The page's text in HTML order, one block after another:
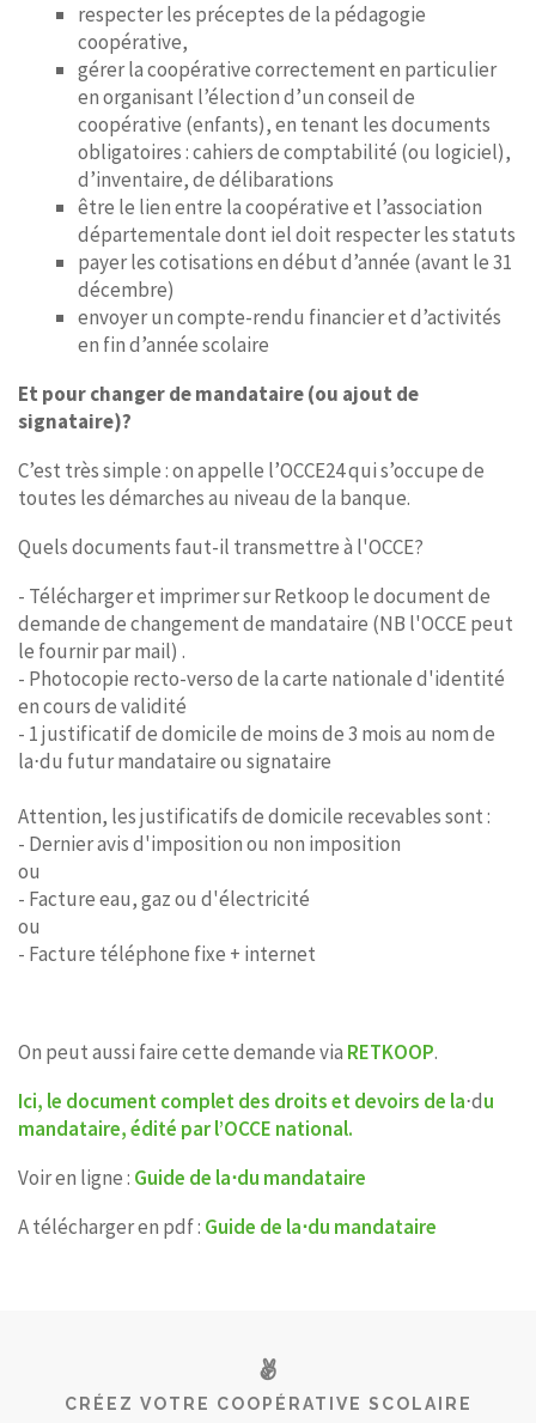
respecter les préceptes de la pédagogie
coopérative,
gérer la coopérative correctement en particulier
en organisant l’élection d’un conseil de
coopérative (enfants), en tenant les documents
obligatoires : cahiers de comptabilité (ou logiciel),
d’inventaire, de délibarations
être le lien entre la coopérative et l’association
départementale dont iel doit respecter les statuts
payer les cotisations en début d’année (avant le 31
décembre)
envoyer un compte-rendu financier et d’activités
en fin d’année scolaire
Et pour changer de mandataire (ou ajout de
signataire)?
C’est très simple : on appelle l’OCCE24 qui s’occupe de
toutes les démarches au niveau de la banque.
Quels documents faut-il transmettre à l'OCCE?
- Télécharger et imprimer sur Retkoop le document de
demande de changement de mandataire (NB l'OCCE peut
le fournir par mail) .
- Photocopie recto-verso de la carte nationale d'identité
en cours de validité
- 1 justificatif de domicile de moins de 3 mois au nom de
la⋅du futur mandataire ou signataire
Attention, les justificatifs de domicile recevables sont :
- Dernier avis d'imposition ou non imposition
ou
- Facture eau, gaz ou d'électricité
ou
- Facture téléphone fixe + internet
On peut aussi faire cette demande via RETKOOP.
Ici, le document complet des droits et devoirs de la⋅du
mandataire, édité par l’OCCE national.
Voir en ligne : Guide de la⋅du mandataire
A télécharger en pdf : Guide de la⋅du mandataire
CRÉEZ VOTRE COOPÉRATIVE SCOLAIRE